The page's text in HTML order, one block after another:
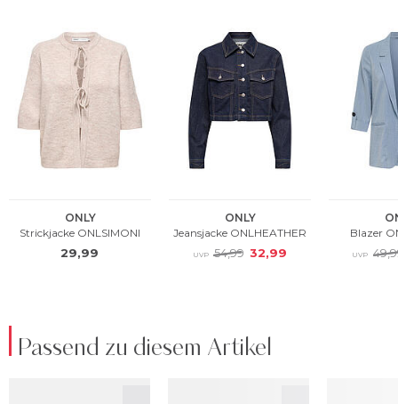
Passend zu diesem Artikel